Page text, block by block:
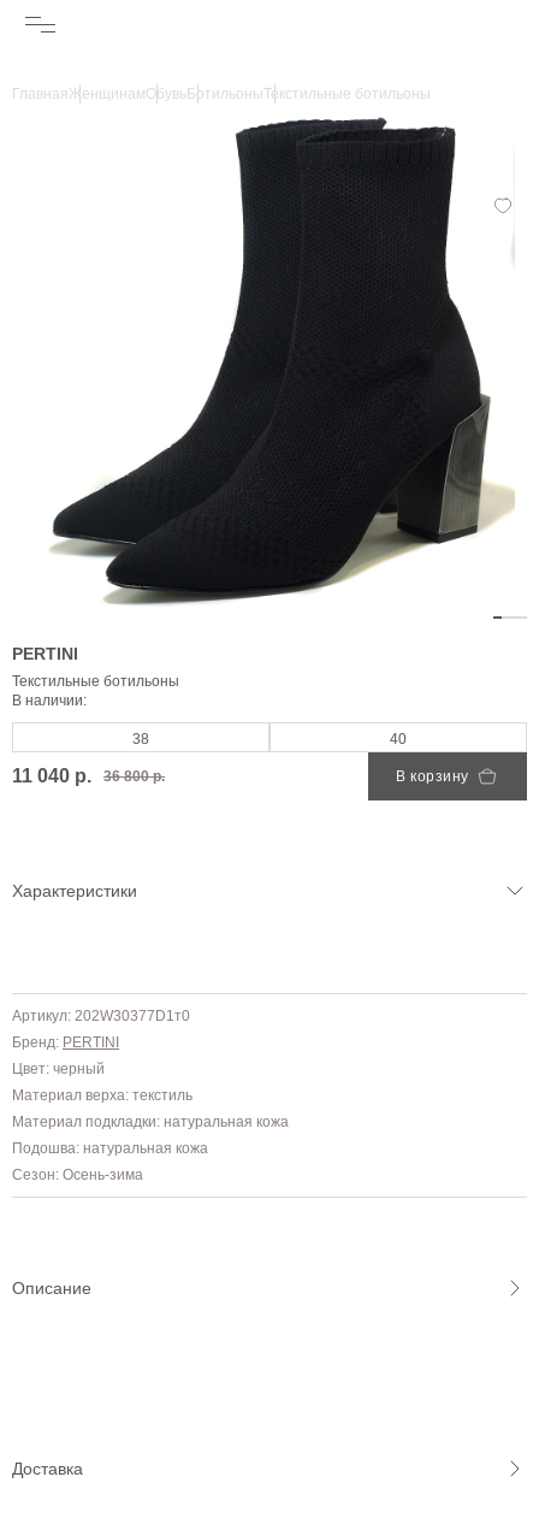
ГлавнаяЖенщинамОбувьБотильоныТекстильные ботильоны
PERTINI
Текстильные ботильоны
В наличии:
38 40
11 040 р. 36 800 р. В корзину
Характеристики
Артикул: 202W30377D1т0
Бренд: PERTINI
Цвет: черный
Материал верха: текстиль
Материал подкладки: натуральная кожа
Подошва: натуральная кожа
Сезон: Осень-зима
Описание
Доставка